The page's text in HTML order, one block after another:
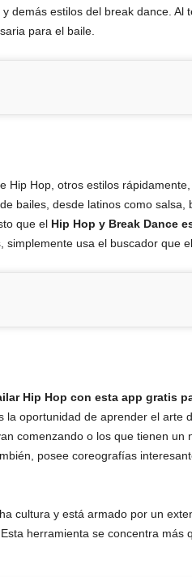
demás estilos del break dance. Al
para el baile.
Hip Hop, otros estilos
bailes, desde latinos como salsa,
que elHip Hop y Break Dance
usa el buscador que
Hip Hop con esta app gratis
la oportunidad de aprender el arte
comenzando o los que tienen un
posee coreografías
cultura y está armado por un
herramienta se concentra más